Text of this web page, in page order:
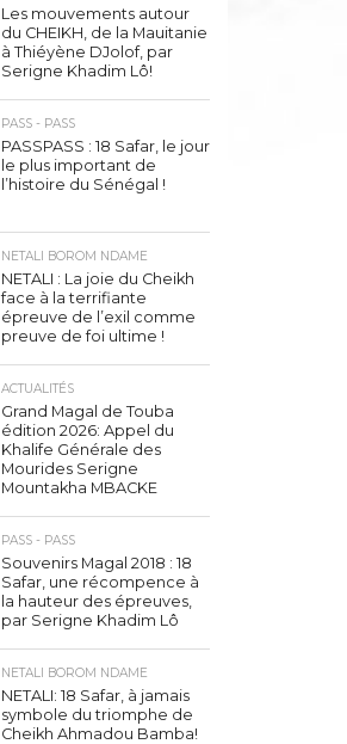
Les mouvements autour
du CHEIKH, de la Mauitanie
à Thiéyène DJolof, par
Serigne Khadim Lô!
PASS - PASS
PASSPASS : 18 Safar, le jour
le plus important de
l’histoire du Sénégal !
NETALI BOROM NDAME
NETALI : La joie du Cheikh
face à la terrifiante
épreuve de l’exil comme
preuve de foi ultime !
ACTUALITÉS
Grand Magal de Touba
édition 2026: Appel du
Khalife Générale des
Mourides Serigne
Mountakha MBACKE
PASS - PASS
Souvenirs Magal 2018 : 18
Safar, une récompence à
la hauteur des épreuves,
par Serigne Khadim Lô
NETALI BOROM NDAME
NETALI: 18 Safar, à jamais
symbole du triomphe de
Cheikh Ahmadou Bamba!